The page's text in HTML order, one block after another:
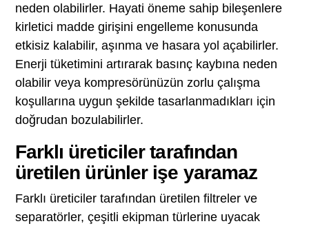
neden olabilirler. Hayati öneme sahip bileşenlere
kirletici madde girişini engelleme konusunda
etkisiz kalabilir, aşınma ve hasara yol açabilirler.
Enerji tüketimini artırarak basınç kaybına neden
olabilir veya kompresörünüzün zorlu çalışma
koşullarına uygun şekilde tasarlanmadıkları için
doğrudan bozulabilirler.
Farklı üreticiler tarafından
üretilen ürünler işe yaramaz
Farklı üreticiler tarafından üretilen filtreler ve
separatörler, çeşitli ekipman türlerine uyacak